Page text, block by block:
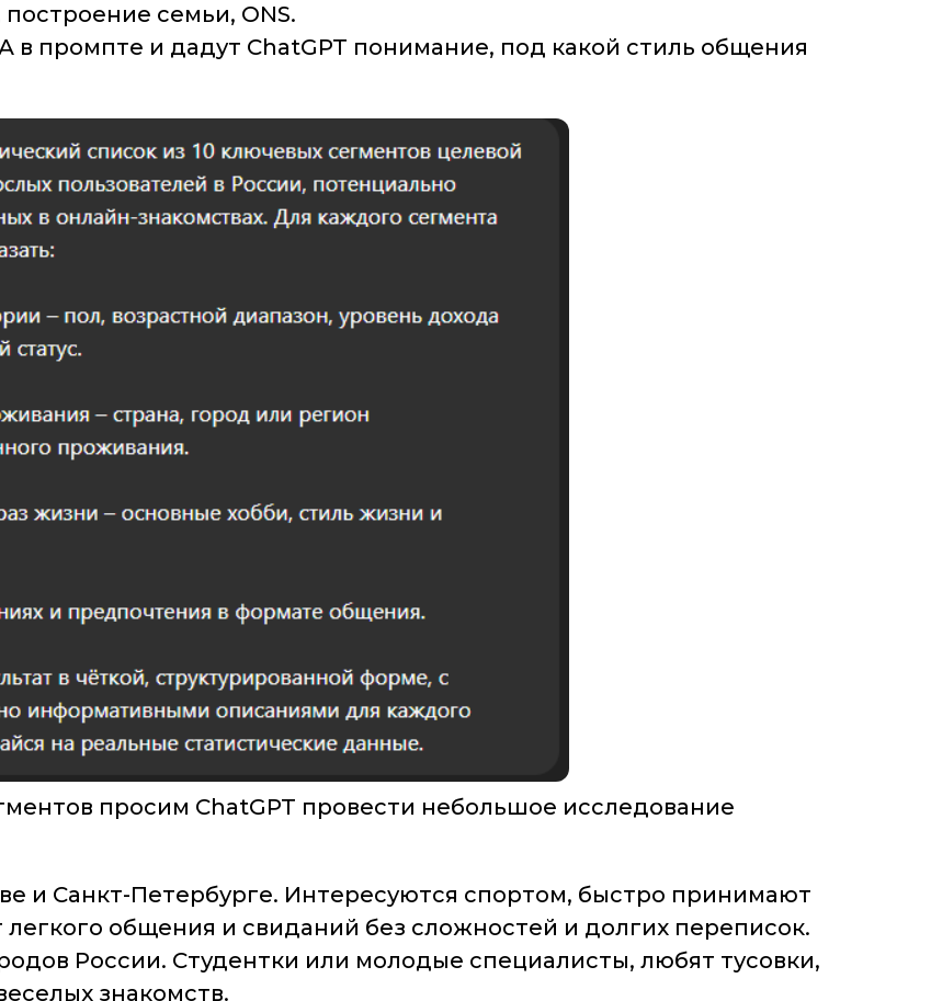
семьи, ONS.
в промпте и дадут ChatGPT понимание, под какой стиль общения
просим ChatGPT провести небольшое исследование
и Санкт-Петербурге. Интересуются спортом, быстро принимают
общения и свиданий без сложностей и долгих переписок.
России. Студентки или молодые специалисты, любят тусовки,
знакомств.